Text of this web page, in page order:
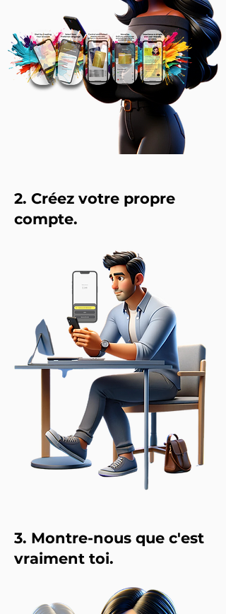
​2. Créez votre propre
compte.
​3. Montre-nous que c'est
vraiment toi.